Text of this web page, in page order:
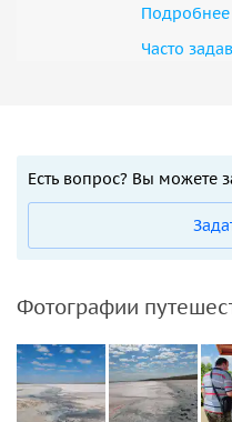
Подробнее
Часто
Есть вопрос? Вы можете
Фотографии